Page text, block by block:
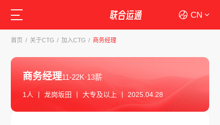
CN
首页 / 关于CTG / 加入CTG / 商务经理
商务经理11-22K·13薪
1人 丨 龙岗坂田 丨 大专及以上 丨 2025.04.28